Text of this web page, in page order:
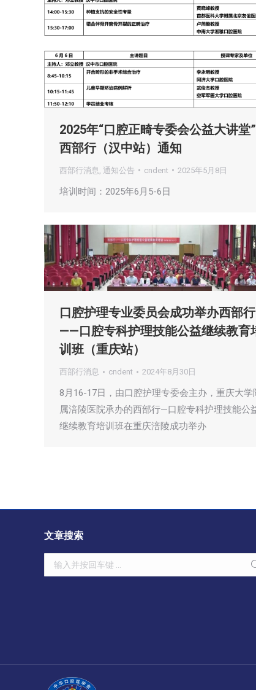
2025年“口腔正畸专委会公益大讲堂”
西部行（汉中站）通知
西部行消息 通知公告 cndent 2025年5月8日
培训时间：2025年6月5-6日
口腔护理专业委员会成功举办西部行
——口腔专科护理技能公益继续教育
训班（重庆站）
西部行消息 cndent 2024年8月30日
8月16-17日，由口腔护理专委会主办，重庆⼤学
属涪陵医院承办的西部行—口腔专科护理技能公
继续教育培训班在重庆涪陵成功举办
文章搜索
Search: